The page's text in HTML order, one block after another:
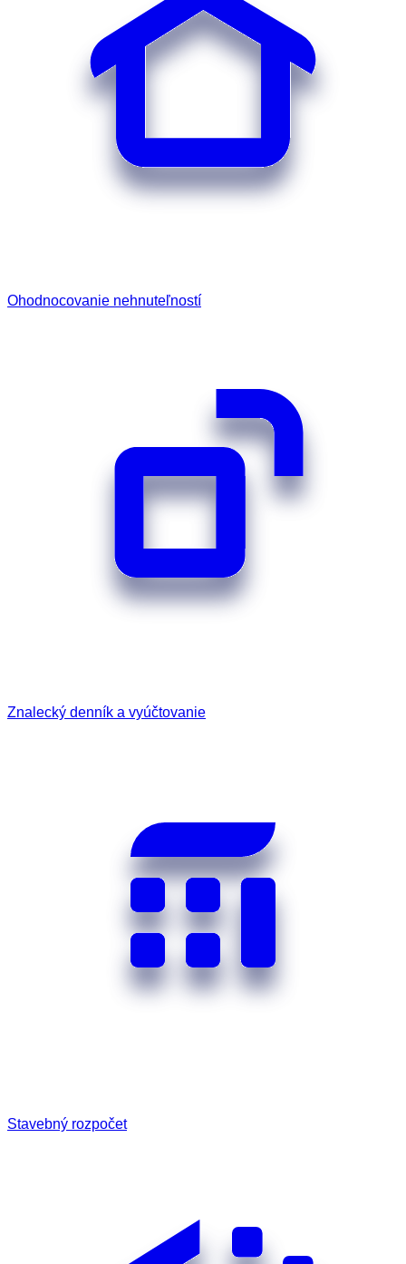
Ohodnocovanie nehnuteľností
Znalecký denník a vyúčtovanie
Stavebný rozpočet